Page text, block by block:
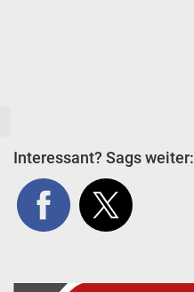
Interessant? Sags weiter: